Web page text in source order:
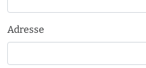
Adresse